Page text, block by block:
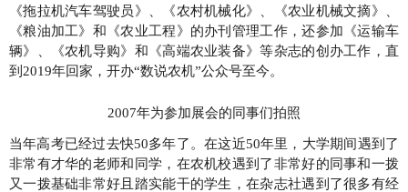
《拖拉机汽车驾驶员》、《农村机械化》、《农业机械文摘》、
《粮油加工》和《农业工程》的办刊管理工作，还参加《运输车
辆》、《农机导购》和《高端农业装备》等杂志的创办工作，直
到2019年回家，开办“数说农机”公众号至今。
2007年为参加展会的同事们拍照
当年高考已经过去快50多年了。在这近50年里，大学期间遇到了
非常有才华的老师和同学，在农机校遇到了非常好的同事和一拨
又一拨基础非常好且踏实能干的学生，在杂志社遇到了很多有经